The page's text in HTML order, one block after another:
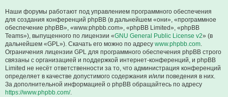
Наши форумы работают под управлением программного обеспечения
для создания конференций phpBB (в дальнейшем «они», «программное
обеспечение phpBB», «www.phpbb.com», «phpBB Limited», «phpBB
Teams»), выпущенного по лицензии «GNU General Public License v2» (в
дальнейшем «GPL»). Скачать его можно по адресу www.phpbb.com.
Ограничения лицензии GPL для программного обеспечения phpBB строго
связаны с организацией и поддержкой интернет-конференций, и phpBB
Limited не несёт ответственности за то, что администрация конференций
определяет в качестве допустимого содержания и/или поведения в них.
За дополнительной информацией о phpBB обращайтесь по адресу
https://www.phpbb.com/.